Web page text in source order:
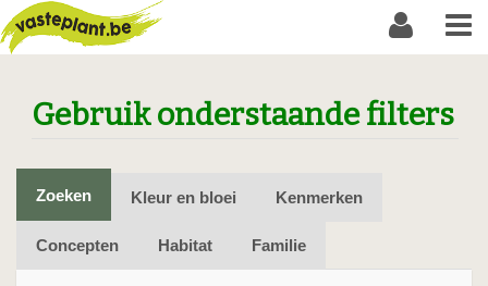
Gebruik onderstaande filters
Zoeken Kleur en bloei Kenmerken
Concepten Habitat Familie